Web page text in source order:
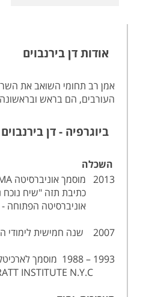
אודות דן בירנבוים
אמן רב תחומי השואב את
העורבים, הם בראש
ביוגרפיה - דן בירנבוים
השכלה
2013 מוסמך אוניברסיטה MA מסלול עם תזה בהצטיינות.
כתיבת תזה "שיח נוכח
אוניברסיטה הפתוחה -
2007 שנה חמישית לימודי המשך באמנות - מכללת מנשר
1993 – 1988 מוסמך לארכיטקטורה .
INSTITUTE N.Y.C